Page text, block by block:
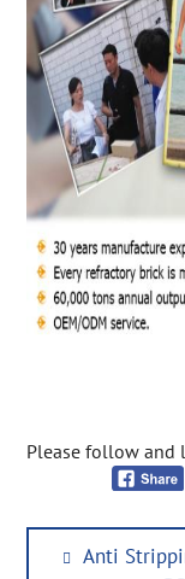
Please follow and
Post
navigation
Previous
Anti